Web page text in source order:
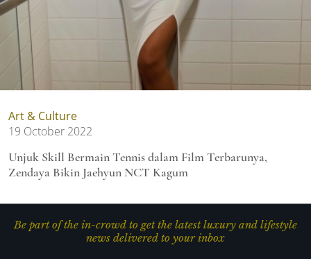
Art & Culture
19 October 2022
Unjuk Skill Bermain Tennis dalam Film Terbarunya,
Zendaya Bikin Jaehyun NCT Kagum
Be part of the in-crowd to get the latest luxury and lifestyle
news delivered to your inbox